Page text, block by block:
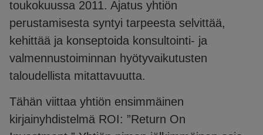
toukokuussa 2011. Ajatus yhtiön
perustamisesta syntyi tarpeesta selvittää,
kehittää ja konseptoida konsultointi- ja
valmennustoiminnan hyötyvaikutusten
taloudellista mitattavuutta.
Tähän viittaa yhtiön ensimmäinen
kirjainyhdistelmä ROI: ”Return On